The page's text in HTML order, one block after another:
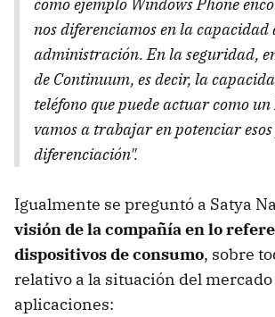
nos diferenciamos en la capacidad
administración. En la seguridad,
de Continuum, es decir, la
teléfono que puede actuar como un
vamos a trabajar en potenciar
diferenciación".
Igualmente se preguntó a Satya
visión de la compañía en lo
dispositivos de consumo, sobre
relativo a la situación del mercado
aplicaciones: